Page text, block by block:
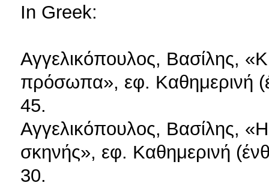
In Greek:
Αγγελικόπουλος, Βασίλης,
πρόσωπα», εφ. Καθημερινή
45.
Αγγελικόπουλος, Βασίλης, «Η
σκηνής», εφ. Καθημερινή
30.